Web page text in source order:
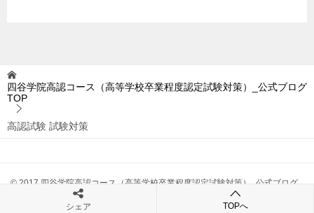
四谷学院高認コース（高等学校卒業程度認定試験対策）_公式ブログ
TOP
高認試験 試験対策
© 2017 四谷学院高認コース（高等学校卒業程度認定試験対策）_公式ブログ
シェア TOPへ